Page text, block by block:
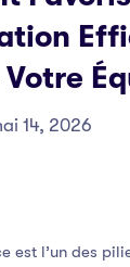
Votre
14, 2026
est l’un des